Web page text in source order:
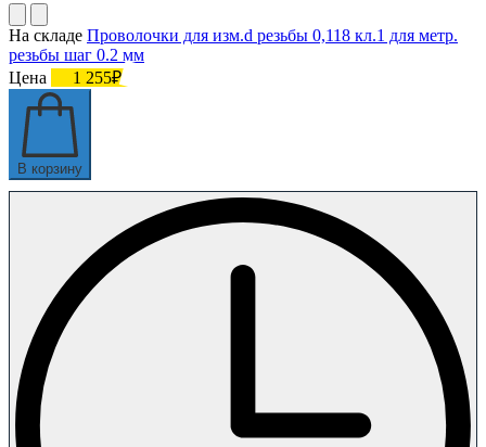
На складе Проволочки для изм.d резьбы 0,118 кл.1 для метр.
резьбы шаг 0.2 мм
Цена
1 255₽
В корзину